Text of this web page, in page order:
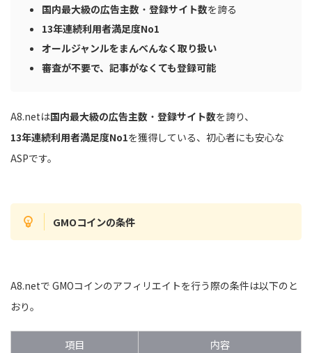
国内最大級の広告主数 ・ 登録サイト数を誇る
13年連続利用者満足度No1
オールジャンルをまんべんなく取り扱い
審査が不要で、記事がなくても登録可能
A8.netは国内最大級の広告主数 ・ 登録サイト数を誇り、
13年連続利用者満足度No1を獲得している、初心者にも安心な
ASPです。
GMOコインの条件
A8.netで GMOコインのアフィリエイトを行う際の条件は以下のと
おり。
項目
内容